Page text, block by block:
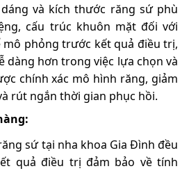
và kích thước răng sứ phù
cấu trúc khuôn mặt đối với
phỏng trước kết quả điều trị,
dàng hơn trong việc lựa chọn và
chính xác mô hình răng, giảm
rút ngắn thời gian phục hồi.
sứ tại nha khoa Gia Đình đều
quả điều trị đảm bảo về tính